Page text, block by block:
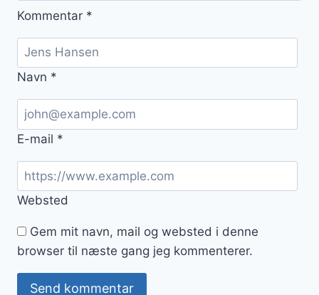
Kommentar *
Navn *
E-mail *
Websted
Gem mit navn, mail og websted i denne
browser til næste gang jeg kommenterer.